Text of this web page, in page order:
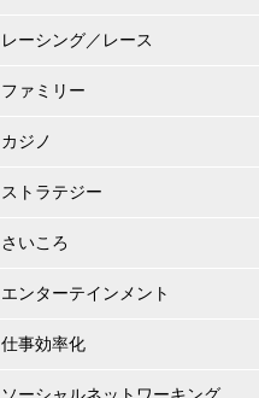
レーシング／レース
ファミリー
カジノ
ストラテジー
さいころ
エンターテインメント
仕事効率化